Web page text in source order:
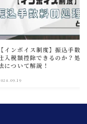
【インボイス制度】振込手数
入税額控除できるのか？処
について解説！